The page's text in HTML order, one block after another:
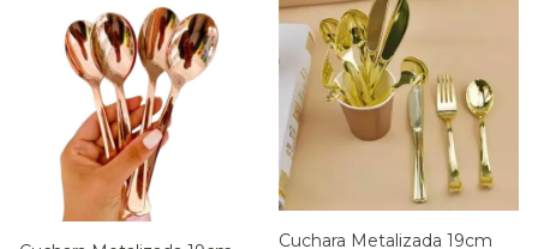
Cuchara Metalizada 19cm